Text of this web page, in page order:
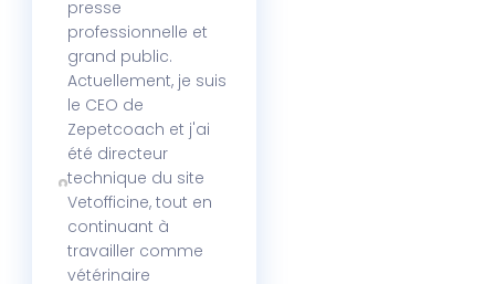
presse
professionnelle et
grand public.
Actuellement, je suis
le CEO de
Zepetcoach et j'ai
été directeur
technique du site
Vetofficine, tout en
continuant à
travailler comme
vétérinaire